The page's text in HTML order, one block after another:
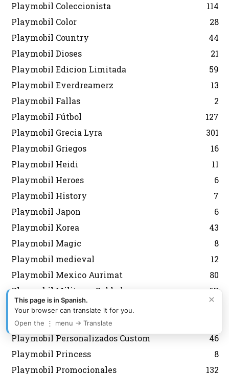
Playmobil Coleccionista
114
Playmobil Color
28
Playmobil Country
44
Playmobil Dioses
21
Playmobil Edicion Limitada
59
Playmobil Everdreamerz
13
Playmobil Fallas
2
Playmobil Fútbol
127
Playmobil Grecia Lyra
301
Playmobil Griegos
16
Playmobil Heidi
11
Playmobil Heroes
6
Playmobil History
7
Playmobil Japon
6
Playmobil Korea
43
Playmobil Magic
8
Playmobil medieval
12
Playmobil Mexico Aurimat
80
Playmobil Militares Soldados
67
Playmobil navidad
Playmobil Nordistas
Playmobil Personalizados Custom
46
Playmobil Princess
8
Playmobil Promocionales
132
×
This page is in Spanish.
Your browser can translate it for you.
Open the ⋮ menu → Translate